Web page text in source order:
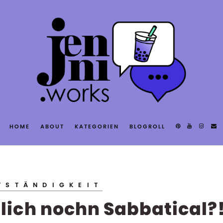
HOME ABOUT KATEGORIEN BLOGROLL
nochn